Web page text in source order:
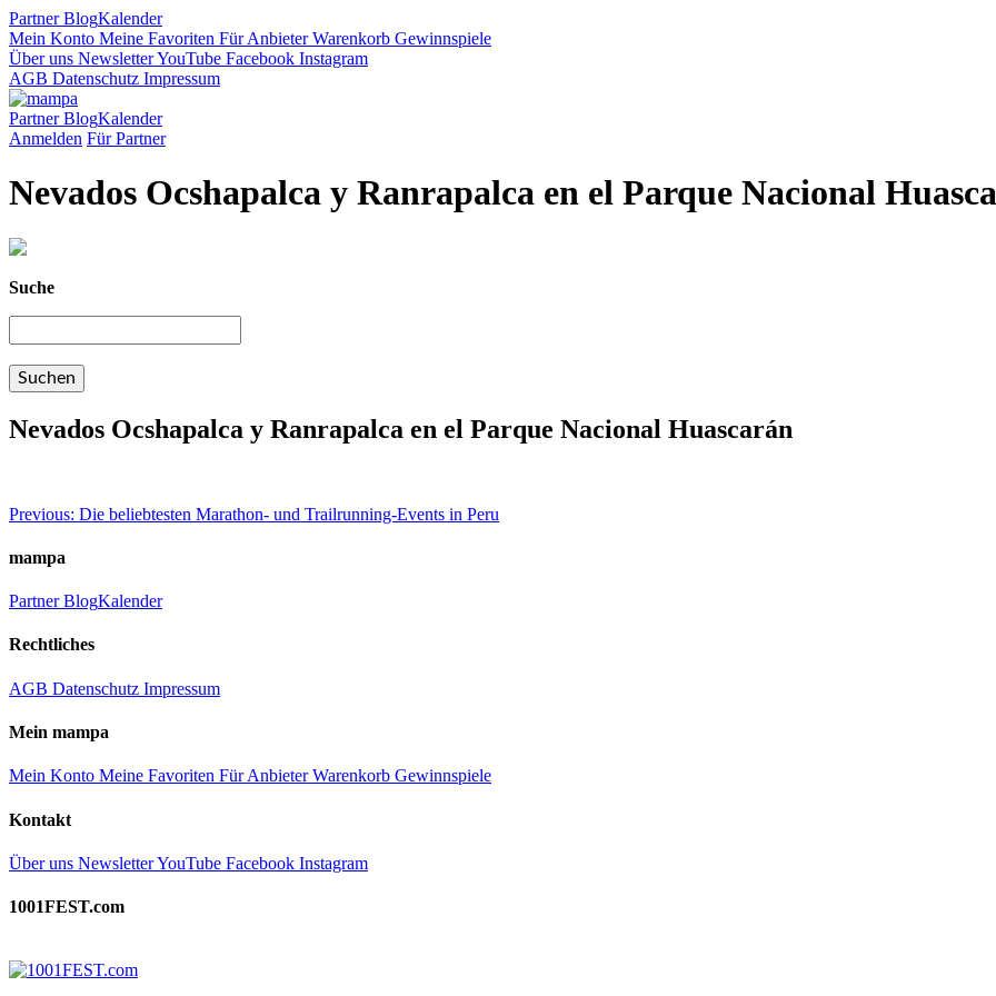
PartnerBlogKalender
Mein Konto Meine Favoriten Für AnbieterWarenkorb Gewinnspiele
Über uns NewsletterYouTube Facebook Instagram
AGB Datenschutz Impressum
PartnerBlogKalender
Anmelden Für Partner
Nevados Ocshapalca y Ranrapalca en el Parque Nacional
Suche
Nevados Ocshapalca y Ranrapalca en el Parque Nacional Huascarán
Beitragsnavigation
Previous: Die beliebtesten Marathon- und Trailrunning-Events in Peru
mampa
PartnerBlogKalender
Rechtliches
AGB Datenschutz Impressum
Mein mampa
Mein Konto Meine Favoriten Für AnbieterWarenkorb Gewinnspiele
Kontakt
Über uns NewsletterYouTube Facebook Instagram
1001FEST.com